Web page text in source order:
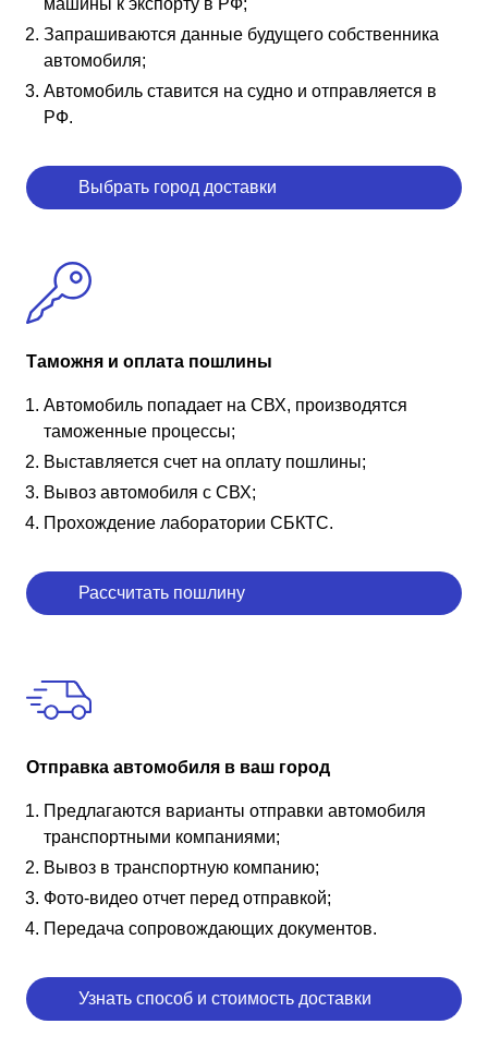
Запрашиваются данные будущего собственника
автомобиля;
Автомобиль ставится на судно и отправляется в
РФ.
Выбрать город доставки
Таможня и оплата пошлины
Автомобиль попадает на СВХ, производятся
таможенные процессы;
Выставляется счет на оплату пошлины;
Вывоз автомобиля с СВХ;
Прохождение лаборатории СБКТС.
Рассчитать пошлину
Отправка автомобиля в ваш город
Предлагаются варианты отправки автомобиля
транспортными компаниями;
Вывоз в транспортную компанию;
Фото-видео отчет перед отправкой;
Передача сопровождающих документов.
Узнать способ и стоимость доставки